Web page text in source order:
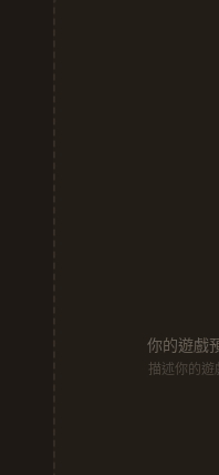
你的遊戲
描述你的遊